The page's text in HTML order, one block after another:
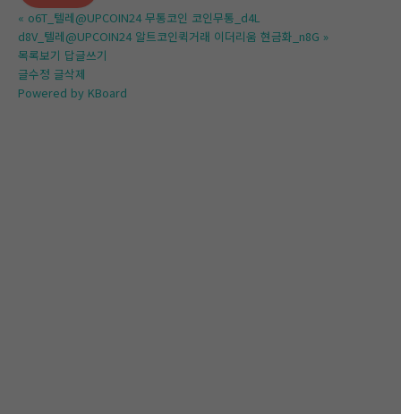
« o6T_텔레@UPCOIN24 무통코인 코인무통_d4L
d8V_텔레@UPCOIN24 알트코인퀵거래 이더리움 현금화_n8G »
목록보기 답글쓰기
글수정 글삭제
Powered by KBoard